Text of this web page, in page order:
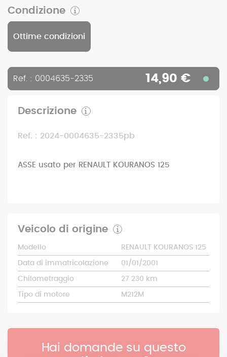
Condizione
Ottime condizioni
Ref. : 0004635-2335 14,90 €
Descrizione
Ref. : 2024-0004635-2335pb
ASSE usato per RENAULT KOURANOS 125
Veicolo di origine
Modello RENAULT KOURANOS 125
Data di immatricolazione 01/01/2001
Chilometraggio 27 230 km
Tipo di motore M212M
Hai domande su questo